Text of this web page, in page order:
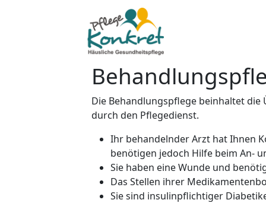
Die Behandlungspflege beinhaltet
durch den Pflegedienst.
Ihr behandelnder Arzt hat Ihnen
benötigen jedoch Hilfe beim An-
Sie haben eine Wunde und
Das Stellen ihrer
Sie sind insulinpflichtiger